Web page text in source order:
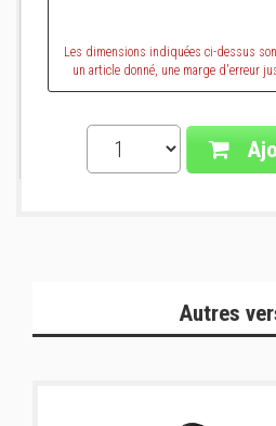
Les dimensions indiquées ci-dessus
un article donné, une marge d'erreur
Autres